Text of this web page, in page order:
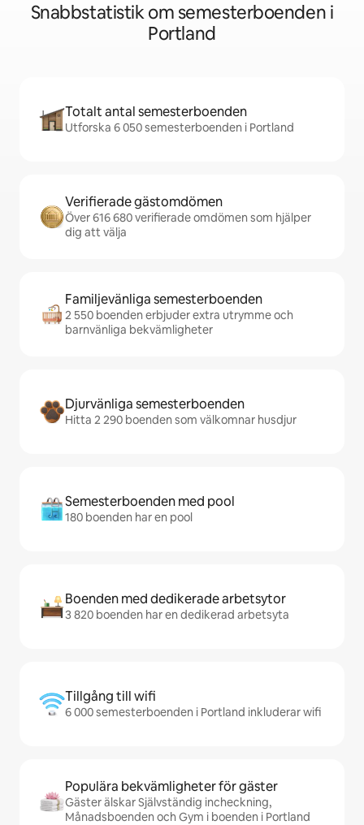
Snabbstatistik om semesterboenden i
Portland
Totalt antal semesterboenden
Utforska 6 050 semesterboenden i Portland
Verifierade gästomdömen
Över 616 680 verifierade omdömen som hjälper
dig att välja
Familjevänliga semesterboenden
2 550 boenden erbjuder extra utrymme och
barnvänliga bekvämligheter
Djurvänliga semesterboenden
Hitta 2 290 boenden som välkomnar husdjur
Semesterboenden med pool
180 boenden har en pool
Boenden med dedikerade arbetsytor
3 820 boenden har en dedikerad arbetsyta
Tillgång till wifi
6 000 semesterboenden i Portland inkluderar wifi
Populära bekvämligheter för gäster
Gäster älskar Självständig incheckning,
Månadsboenden och Gym i boenden i Portland